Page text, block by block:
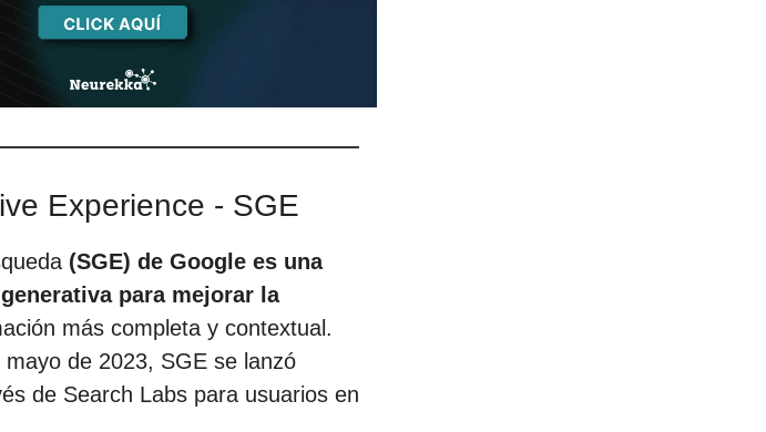
Experience - SGE
(SGE) de Google es una
para mejorar la
más completa y contextual.
de 2023, SGE se lanzó
de Search Labs para usuarios en